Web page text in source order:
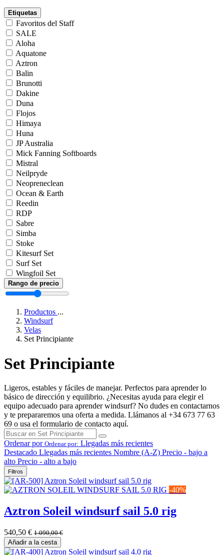
Etiquetas
Favoritos del Staff
SALE
Aloha
Aquatone
Aztron
Balin
Brunotti
Dakine
Duna
Flojos
Himaya
Huna
JP Australia
Mick Fanning Softboards
Mistral
Neilpryde
Neopreneclean
Ocean & Earth
Reedin
RDP
Sabre
Simba
Stoke
Kitesurf Set
Surf Set
Wingfoil Set
Rango de precio
Productos ...
Windsurf
Velas
Set Principiante
Set Principiante
Ligeros, estables y fáciles de manejar. Perfectos para aprender lo
básico de dirección y equilibrio. ¿Necesitas ayuda para elegir el
equipo adecuado para aprender windsurf? No dudes en contactarnos
y te prepararemos una oferta a medida. Llámanos al +34 673 77 63
69 o usa el formulario de contacto aquí.
Ordenar por Ordenar por: Llegadas más recientes
Destacado Llegadas más recientes Nombre (A-Z) Precio - bajo a
alto Precio - alto a bajo
Filtros
-40%
Aztron Soleil windsurf sail 5.0 rig
540,50 € 1.090,00€
Añadir a la cesta